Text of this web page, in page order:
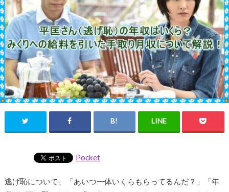
Pocket
逃げ恥について、「あいつ一体いくらもらってるんだ？」「年